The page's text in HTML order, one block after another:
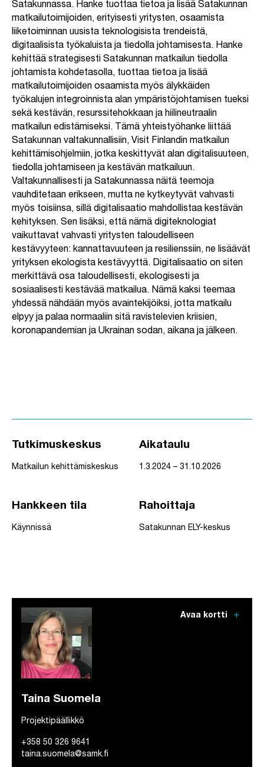
Satakunnassa. Hanke tuottaa tietoa ja lisää Satakunnan
matkailutoimijoiden, erityisesti yritysten, osaamista
liiketoiminnan uusista teknologisista trendeistä,
digitaalisista työkaluista ja tiedolla johtamisesta. Hanke
kehittää strategisesti Satakunnan matkailun tiedolla
johtamista kohdetasolla, tuottaa tietoa ja lisää
matkailutoimijoiden osaamista myös älykkäiden
työkalujen integroinnista alan ympäristöjohtamisen tueksi
sekä kestävän, resurssitehokkaan ja hiilineutraalin
matkailun edistämiseksi. Tämä yhteistyöhanke liittää
Satakunnan valtakunnallisiin, Visit Finlandin matkailun
kehittämisohjelmiin, jotka keskittyvät alan digitalisuuteen,
tiedolla johtamiseen ja kestävän matkailuun.
Valtakunnallisesti ja Satakunnassa näitä teemoja
vauhditetaan erikseen, mutta ne kytkeytyvät vahvasti
myös toisiinsa, sillä digitalisaatio mahdollistaa kestävän
kehityksen. Sen lisäksi, että nämä digiteknologiat
vaikuttavat vahvasti yritysten taloudelliseen
kestävyyteen: kannattavuuteen ja resilienssiin, ne lisäävät
yrityksen ekologista kestävyyttä. Digitalisaatio on siten
merkittävä osa taloudellisesti, ekologisesti ja
sosiaalisesti kestävää matkailua. Nämä kaksi teemaa
yhdessä nähdään myös avaintekijöiksi, jotta matkailu
elpyy ja palaa normaaliin sitä ravistelevien kriisien,
koronapandemian ja Ukrainan sodan, aikana ja jälkeen.
Tutkimuskeskus
Matkailun kehittämiskeskus
Aikataulu
1.3.2024 – 31.10.2026
Hankkeen tila
Käynnissä
Rahoittaja
Satakunnan ELY-keskus
Avaa kortti add
Taina Suomela
Projektipäällikkö
+358 50 326 9641
taina.suomela@samk.fi